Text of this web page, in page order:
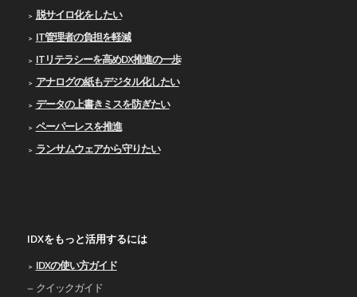
脱サイロ化をしたい
IT管理者の負担を軽減
ITリテラシーを高めDX推進の一歩
アナログの紙もデジタル化したい
データの上書きミスを防ぎたい
ペーパーレスを推進
ランサムウェアから守りたい
IDXをもっと活用するには
IDXの使い⽅ガイド
クイックガイド